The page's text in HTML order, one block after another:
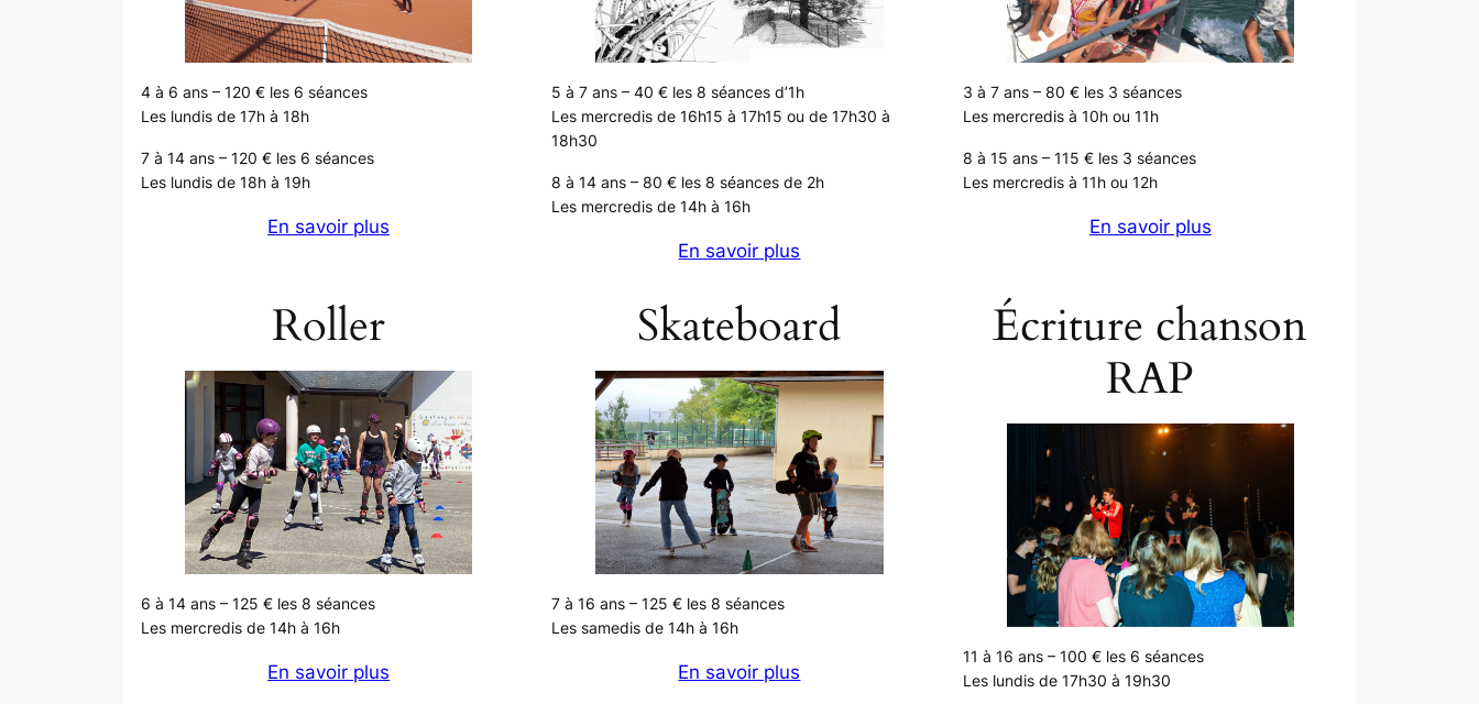
4 à 6 ans – 120 € les 6 séances
Les lundis de 17h à 18h
7 à 14 ans – 120 € les 6 séances
Les lundis de 18h à 19h
En savoir plus
5 à 7 ans – 40 € les 8 séances d’1h
Les mercredis de 16h15 à 17h15 ou de 17h30 à
18h30
8 à 14 ans – 80 € les 8 séances de 2h
Les mercredis de 14h à 16h
En savoir plus
3 à 7 ans – 80 € les 3 séances
Les mercredis à 10h ou 11h
8 à 15 ans – 115 € les 3 séances
Les mercredis à 11h ou 12h
En savoir plus
Roller
6 à 14 ans – 125 € les 8 séances
Les mercredis de 14h à 16h
En savoir plus
Skateboard
7 à 16 ans – 125 € les 8 séances
Les samedis de 14h à 16h
En savoir plus
Écriture chanson
RAP
11 à 16 ans – 100 € les 6 séances
Les lundis de 17h30 à 19h30